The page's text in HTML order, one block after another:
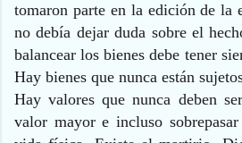
tomaron parte en la edición de la
no debía dejar duda sobre el
balancear los bienes debe tener
Hay bienes que nunca están
Hay valores que nunca deben
valor mayor e incluso